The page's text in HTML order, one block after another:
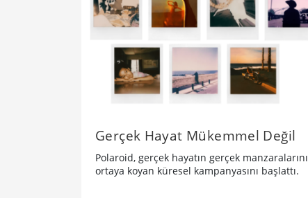
Gerçek Hayat Mükemmel Değil
Polaroid, gerçek hayatın gerçek manzaralarını
ortaya koyan küresel kampanyasını başlattı.